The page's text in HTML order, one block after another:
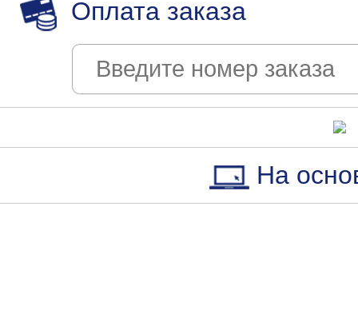
Оплата заказа
На